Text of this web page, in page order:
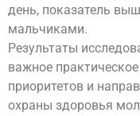
день, показатель
мальчиками.
Результаты
важное
приоритетов и
охраны здоровья